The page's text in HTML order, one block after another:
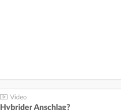
Hybrider Anschlag?